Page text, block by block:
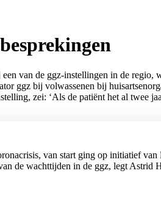
van de ggz-instellingen in de regio,
ggz bij volwassenen bij
zei: ‘Als de patiënt het al twee
van start ging op initiatief
de wachttijden in de ggz, legt Astrid